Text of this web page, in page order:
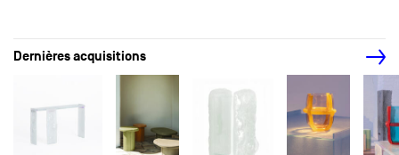
Dernières acquisitions